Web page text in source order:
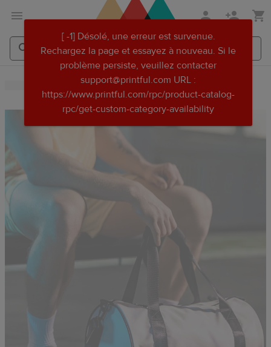
Aller
contenu
principal
Passer
centre
[ -1] Désolé, une erreur est survenue.
Rechargez la page et essayez à nouveau. Si le
problème persiste, veuillez contacter
support@printful.com URL :
https://www.printful.com/rpc/product-catalog-
rpc/get-custom-category-availability